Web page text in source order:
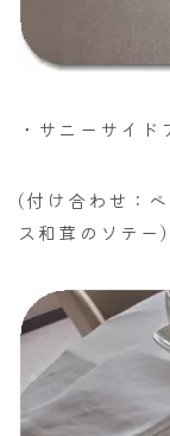
・サニーサイ
(付け合わせ：
ス和茸のソテー)